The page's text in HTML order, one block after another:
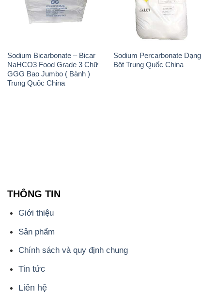
Sodium Bicarbonate – Bicar
NaHCO3 Food Grade 3 Chữ
GGG Bao Jumbo ( Bành )
Trung Quốc China
Sodium Percarbonate Dạng
Bột Trung Quốc China
THÔNG TIN
Giới thiệu
Sản phẩm
Chính sách và quy định chung
Tin tức
Liên hệ